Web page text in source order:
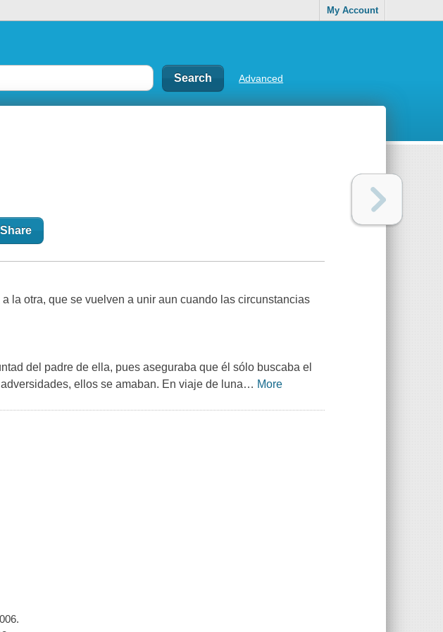
My Account
Advanced
Share
la otra, que se vuelven a unir aun cuando las circunstancias
del padre de ella, pues aseguraba que él sólo buscaba el
ellos se amaban. En viaje de luna… More